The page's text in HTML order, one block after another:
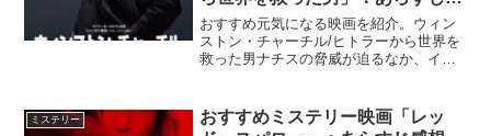
想
おすすめ元気になる映画を紹介。ウィン
ストン・チャーチル/ヒトラーから世界を
救った男ナチスの脅威が迫るなか、イギ
ため、世界の運命すら左右する大きな決
断を強いられる。『ウィ...
ミステリー
おすすめミステリー映画「レッ